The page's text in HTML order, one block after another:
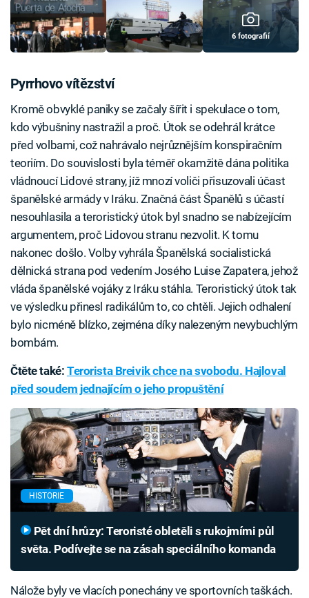
6 fotografií
Pyrrhovo vítězství
Kromě obvyklé paniky se začaly šířit i spekulace o tom,
kdo výbušniny nastražil a proč. Útok se odehrál krátce
před volbami, což nahrávalo nejrůznějším konspiračním
teoriím. Do souvislosti byla téměř okamžitě dána politika
vládnoucí Lidové strany, jíž mnozí voliči přisuzovali účast
španělské armády v Iráku. Značná část Španělů s účastí
nesouhlasila a teroristický útok byl snadno se nabízejícím
argumentem, proč Lidovou stranu nezvolit. K tomu
nakonec došlo. Volby vyhrála Španělská socialistická
dělnická strana pod vedením Josého Luise Zapatera, jehož
vláda španělské vojáky z Iráku stáhla. Teroristický útok tak
ve výsledku přinesl radikálům to, co chtěli. Jejich odhalení
bylo nicméně blízko, zejména díky nalezeným nevybuchlým
bombám.
Čtěte také: Terorista Breivik chce na svobodu. Hajloval
před soudem jednajícím o jeho propuštění
HISTORIE
světa. Podívejte se na zásah speciálního komanda
Nálože byly ve vlacích ponechány ve sportovních taškách.